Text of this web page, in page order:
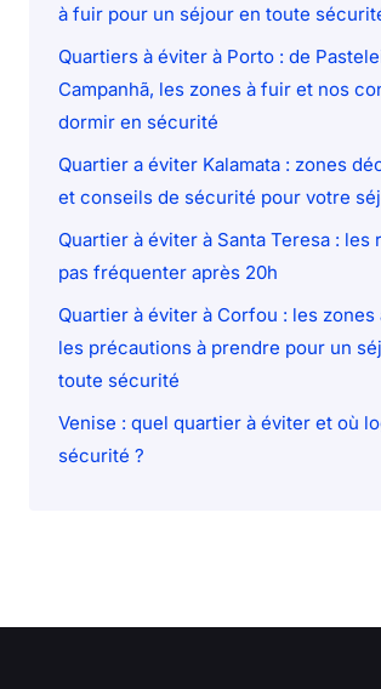
à fuir pour un séjour en toute
Quartiers à éviter à Porto : de
Campanhã, les zones à fuir et nos
dormir en sécurité
Quartier a éviter Kalamata : zones
et conseils de sécurité pour votre
Quartier à éviter à Santa Teresa : les
pas fréquenter après 20h
Quartier à éviter à Corfou : les zones
les précautions à prendre pour un
toute sécurité
Venise : quel quartier à éviter et où
sécurité ?